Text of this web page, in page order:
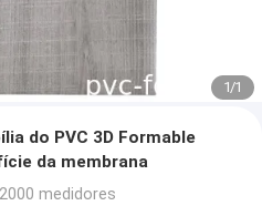
1/1
do PVC 3D Formable
da membrana
medidores